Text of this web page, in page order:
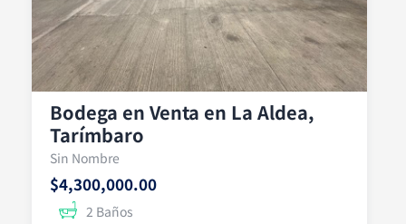
Bodega en Venta en La Aldea,
Tarímbaro
Sin Nombre
$4,300,000.00
2 Baños